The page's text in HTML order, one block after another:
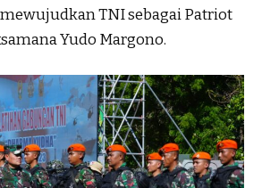
TNI sebagai Patriot
Yudo Margono.